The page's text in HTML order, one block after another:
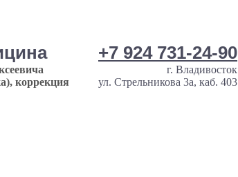
коррекция
+7 924 731-24-90
г. Владивосток
ул. Стрельникова 3а, каб. 403